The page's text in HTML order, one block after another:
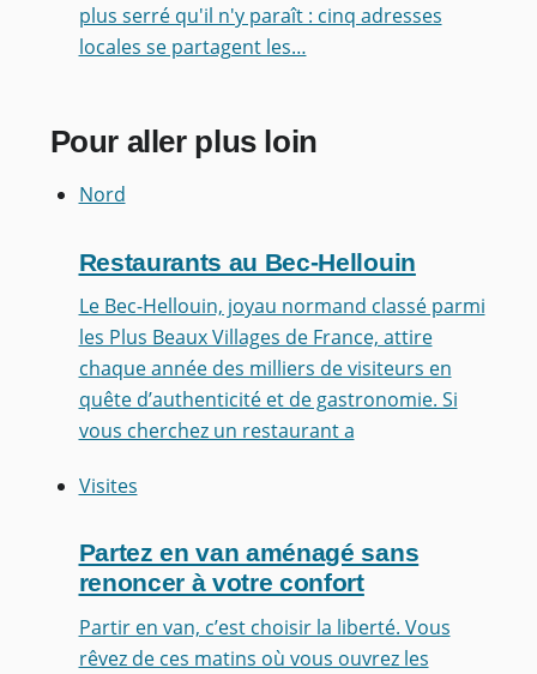
plus serré qu'il n'y paraît : cinq adresses
locales se partagent les…
Pour aller plus loin
Nord
Restaurants au Bec-Hellouin
Le Bec-Hellouin, joyau normand classé parmi
les Plus Beaux Villages de France, attire
chaque année des milliers de visiteurs en
quête d’authenticité et de gastronomie. Si
vous cherchez un restaurant a
Visites
Partez en van aménagé sans
renoncer à votre confort
Partir en van, c’est choisir la liberté. Vous
rêvez de ces matins où vous ouvrez les